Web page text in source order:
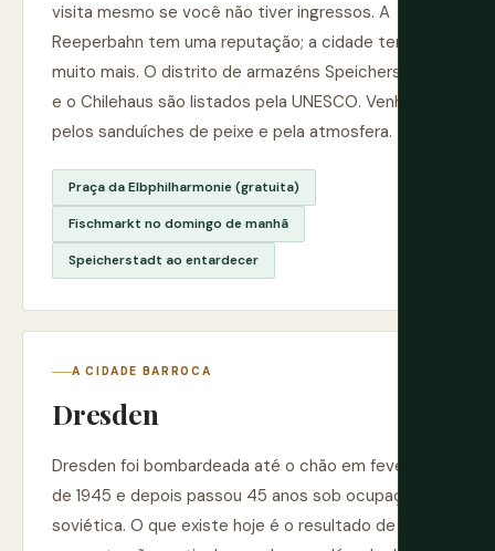
visita mesmo se você não tiver ingressos. A
Reeperbahn tem uma reputação; a cidade tem
muito mais. O distrito de armazéns Speicherstadt
e o Chilehaus são listados pela UNESCO. Venha
pelos sanduíches de peixe e pela atmosfera.
Praça da Elbphilharmonie (gratuita)
Fischmarkt no domingo de manhã
Speicherstadt ao entardecer
A CIDADE BARROCA
Dresden
Dresden foi bombardeada até o chão em fevereiro
de 1945 e depois passou 45 anos sob ocupação
soviética. O que existe hoje é o resultado de uma